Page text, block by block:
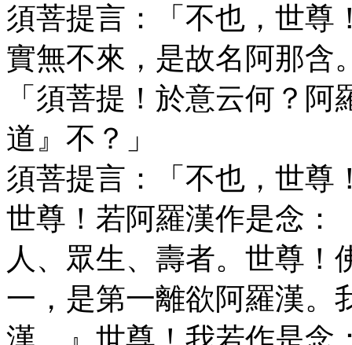
須菩提言：「不也，世尊
實無不來，是故名阿那含
「須菩提！於意云何？
道』不？」
須菩提言：「不也，世尊
世尊！若阿羅漢作是念：
人、眾生、壽者。世尊！
一，是第一離欲阿羅漢。